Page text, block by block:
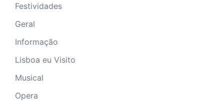
Festividades
Geral
Informação
Lisboa eu Visito
Musical
Opera